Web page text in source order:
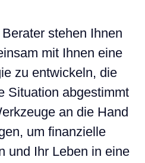
stehen Ihnen
mit Ihnen eine
zu entwickeln, die
Situation abgestimmt
an die Hand
um finanzielle
und Ihr Leben in eine